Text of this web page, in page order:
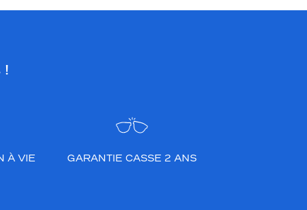
!
À VIE GARANTIE CASSE 2 ANS